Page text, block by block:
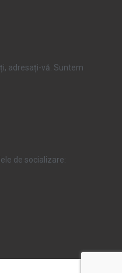
adresați-vă. Suntem
de socializare: